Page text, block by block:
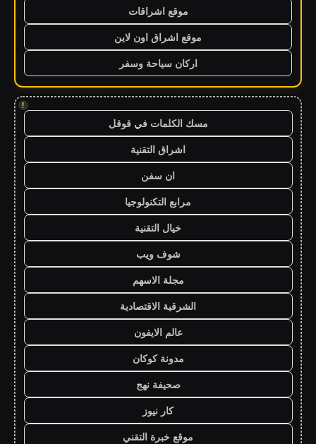
موقع اشراقات
موقع اشراق اون لاين
اركان سياحة وسفر
!
مسك الكلمات في قوقل
اشراق التقنية
ان سفن
مرابع التكنولوجيا
خيال التقنية
شوف ويب
مجلة الاسهم
الشرقية الاقتصادية
عالم الايفون
مدونة كوكان
صحيفة نهج
كار نيوز
موقع خبرة التقني